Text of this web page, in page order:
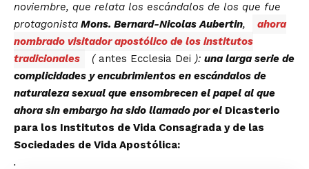
noviembre, que relata los escándalos de los que fue
protagonista Mons. Bernard-Nicolas Aubertin,
ahora
nombrado visitador apostólico de los institutos
tradicionales
(antes Ecclesia Dei ): una larga serie de
complicidades y encubrimientos en escándalos de
naturaleza sexual que ensombrecen el papel al que
ahora sin embargo ha sido llamado por el Dicasterio
para los Institutos de Vida Consagrada y de las
Sociedades de Vida Apostólica:
.